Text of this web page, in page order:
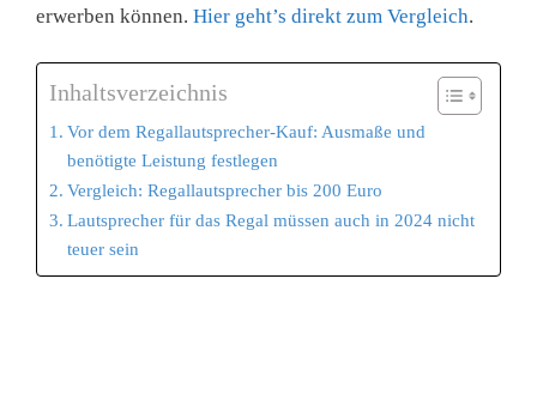
erwerben können. Hier geht’s direkt zum Vergleich.
Inhaltsverzeichnis
Vor dem Regallautsprecher-Kauf: Ausmaße und
benötigte Leistung festlegen
Vergleich: Regallautsprecher bis 200 Euro
Lautsprecher für das Regal müssen auch in 2024 nicht
teuer sein